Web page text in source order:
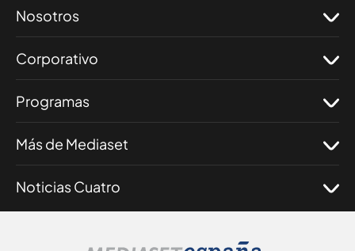
Nosotros
Corporativo
Programas
Más de Mediaset
Noticias Cuatro